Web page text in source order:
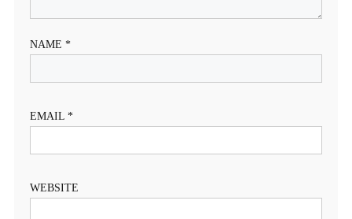
NAME *
EMAIL *
WEBSITE